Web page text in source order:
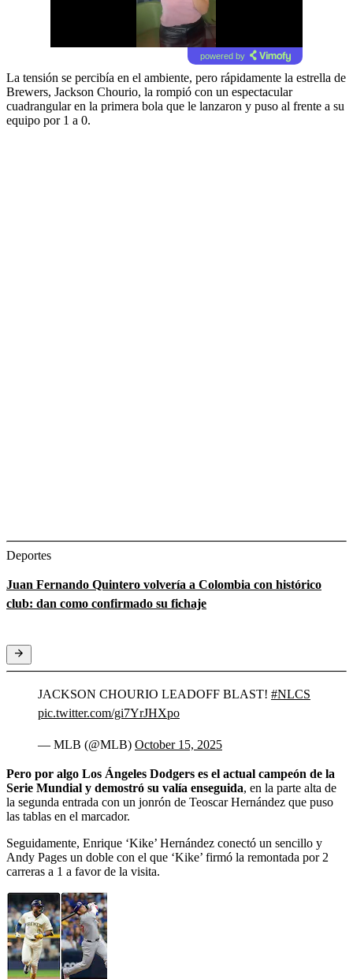
powered by
La tensión se percibía en el ambiente, pero rápidamente la estrella de
Brewers, Jackson Chourio, la rompió con un espectacular
cuadrangular en la primera bola que le lanzaron y puso al frente a su
equipo por 1 a 0.
Deportes
Juan Fernando Quintero volvería a Colombia con histórico
club: dan como confirmado su fichaje
JACKSON CHOURIO LEADOFF BLAST! #NLCS
pic.twitter.com/gi7YrJHXpo
— MLB (@MLB) October 15, 2025
Pero por algo Los Ángeles Dodgers es el actual campeón de la
Serie Mundial y demostró su valía enseguida, en la parte alta de
la segunda entrada con un jonrón de Teoscar Hernández que puso
las tablas en el marcador.
Seguidamente, Enrique ‘Kike’ Hernández conectó un sencillo y
Andy Pages un doble con el que ‘Kike’ firmó la remontada por 2
carreras a 1 a favor de la visita.